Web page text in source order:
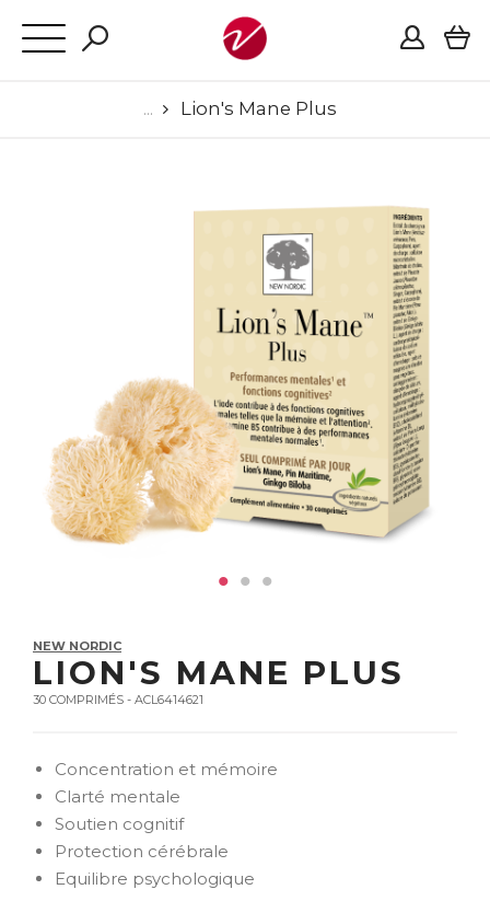
Lion's Mane Plus
NEW NORDIC
LION'S MANE PLUS
30 COMPRIMÉS - ACL6414621
Concentration et mémoire
Clarté mentale
Soutien cognitif
Protection cérébrale
Equilibre psychologique